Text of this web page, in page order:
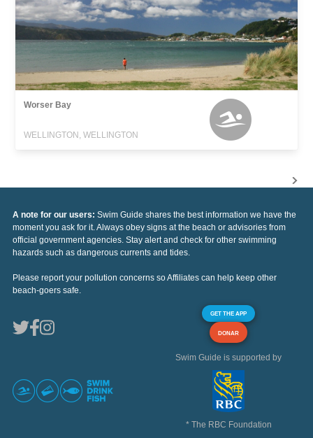
Worser Bay
WELLINGTON, WELLINGTON
A note for our users: Swim Guide shares the best information we have the
moment you ask for it. Always obey signs at the beach or advisories from
official government agencies. Stay alert and check for other swimming
hazards such as dangerous currents and tides.
Please report your pollution concerns so Affiliates can help keep other
beach-goers safe.
GET THE APP
DONAR
Swim Guide is supported by
* The RBC Foundation